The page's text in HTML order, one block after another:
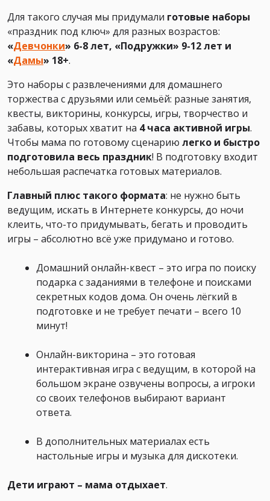
Для такого случая мы придумали готовые наборы
«праздник под ключ» для разных возрастов:
«Девчонки» 6-8 лет, «Подружки» 9-12 лет и
«Дамы» 18+.
Это наборы с развлечениями для домашнего
торжества с друзьями или семьёй: разные занятия,
квесты, викторины, конкурсы, игры, творчество и
забавы, которых хватит на 4 часа активной игры.
Чтобы мама по готовому сценарию легко и быстро
подготовила весь праздник! В подготовку входит
небольшая распечатка готовых материалов.
Главный плюс такого формата: не нужно быть
ведущим, искать в Интернете конкурсы, до ночи
клеить, что-то придумывать, бегать и проводить
игры – абсолютно всё уже придумано и готово.
Домашний онлайн-квест – это игра по поиску
подарка с заданиями в телефоне и поисками
секретных кодов дома. Он очень лёгкий в
подготовке и не требует печати – всего 10
минут!
Онлайн-викторина – это готовая
интерактивная игра с ведущим, в которой на
большом экране озвучены вопросы, а игроки
со своих телефонов выбирают вариант
ответа.
В дополнительных материалах есть
настольные игры и музыка для дискотеки.
Дети играют – мама отдыхает.